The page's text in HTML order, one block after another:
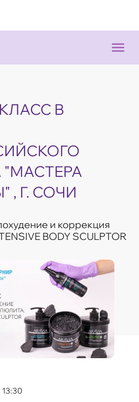
В
"МАСТЕРА
, Г. СОЧИ
и коррекция
BODY SCULPTOR
13:30